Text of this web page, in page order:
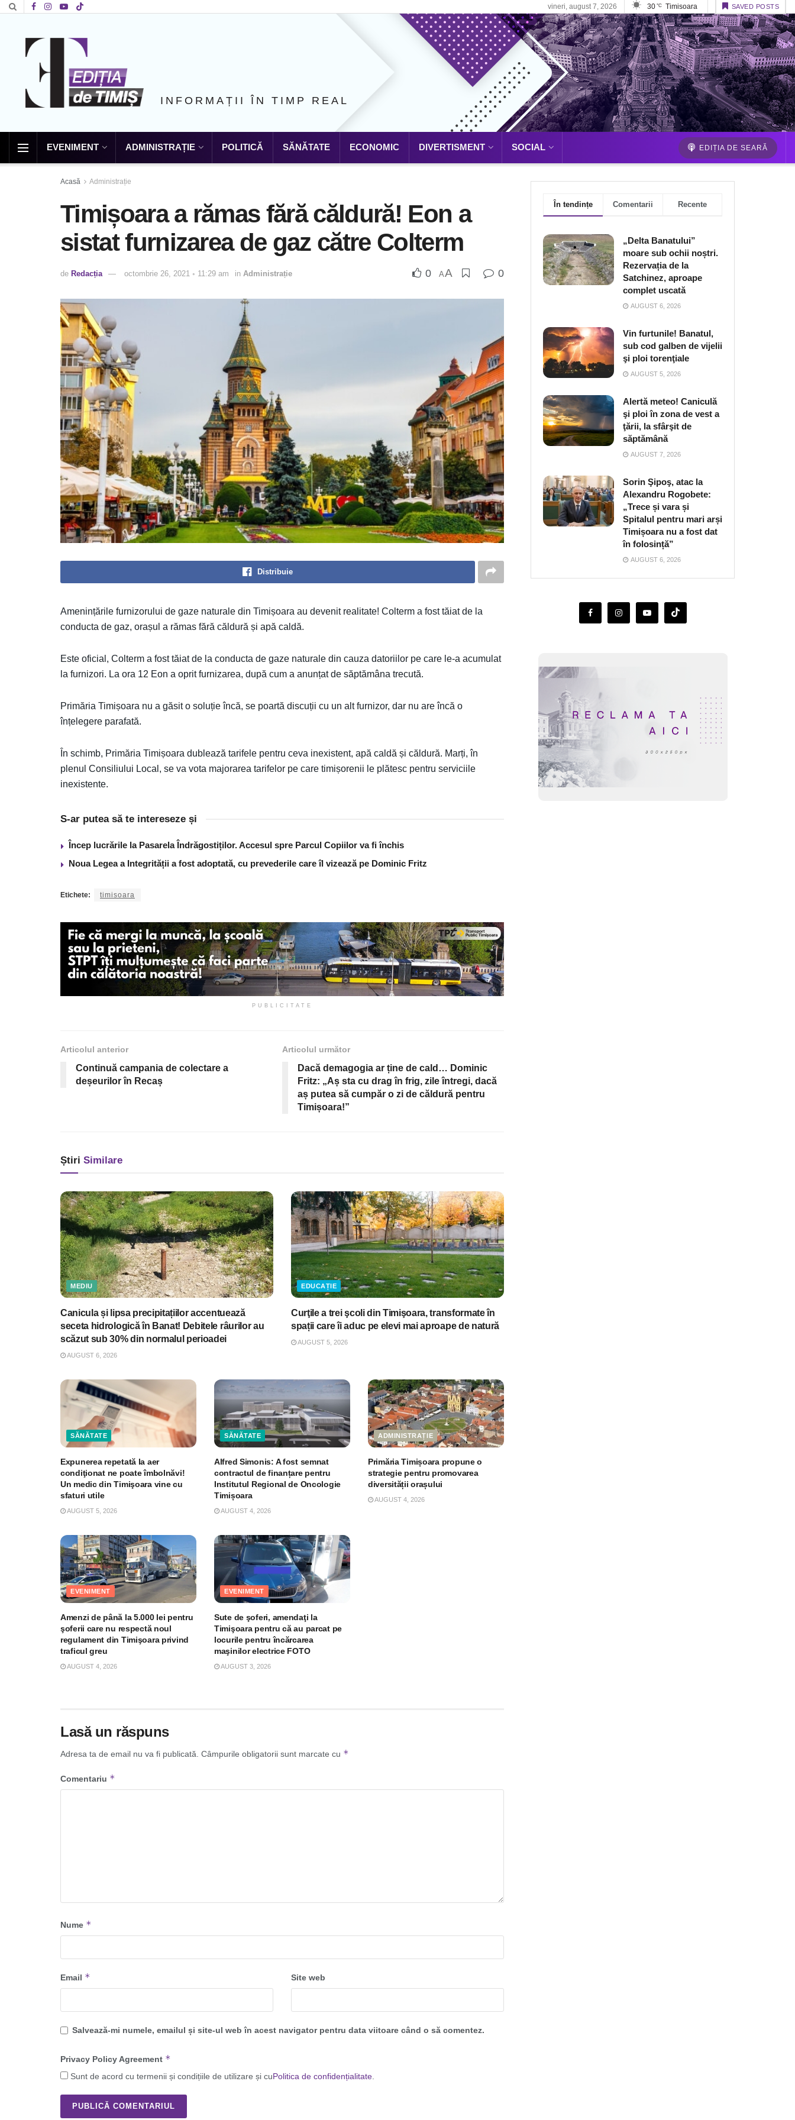
vineri, august 7, 2026 30 °C Timisoara SAVED POSTS
INFORMAȚII ÎN TIMP REAL
EVENIMENT ADMINISTRAȚIE POLITICĂ SĂNĂTATE ECONOMIC DIVERTISMENT SOCIAL EDIȚIA DE SEARĂ
Acasă Administrație
Timișoara a rămas fără căldură! Eon a
sistat furnizarea de gaz către Colterm
de Redacția octombrie 26, 2021 ◦ 11:29 am in Administrație 0 AA 0
Distribuie
Amenințările furnizorului de gaze naturale din Timișoara au devenit realitate! Colterm a fost tăiat de la
conducta de gaz, orașul a rămas fără căldură și apă caldă.
Este oficial, Colterm a fost tăiat de la conducta de gaze naturale din cauza datoriilor pe care le-a acumulat
la furnizori. La ora 12 Eon a oprit furnizarea, după cum a anunțat de săptămâna trecută.
Primăria Timișoara nu a găsit o soluție încă, se poartă discuții cu un alt furnizor, dar nu are încă o
înțelegere parafată.
În schimb, Primăria Timișoara dublează tarifele pentru ceva inexistent, apă caldă și căldură. Marți, în
plenul Consiliului Local, se va vota majorarea tarifelor pe care timișorenii le plătesc pentru serviciile
inexistente.
S-ar putea să te intereseze și
Încep lucrările la Pasarela Îndrăgostiților. Accesul spre Parcul Copiilor va fi închis
Noua Legea a Integrității a fost adoptată, cu prevederile care îl vizează pe Dominic Fritz
Etichete: timisoara
PUBLICITATE
Articolul anterior
Continuă campania de colectare a
deșeurilor în Recaș
Articolul următor
Dacă demagogia ar ține de cald… Dominic
Fritz: „Aș sta cu drag în frig, zile întregi, dacă
aș putea să cumpăr o zi de căldură pentru
Timișoara!”
Știri Similare
MEDIU
Canicula și lipsa precipitațiilor accentuează
seceta hidrologică în Banat! Debitele râurilor au
scăzut sub 30% din normalul perioadei
AUGUST 6, 2026
EDUCAȚIE
Curţile a trei şcoli din Timişoara, transformate în
spații care îi aduc pe elevi mai aproape de natură
AUGUST 5, 2026
SĂNĂTATE
Expunerea repetată la aer
condiţionat ne poate îmbolnăvi!
Un medic din Timişoara vine cu
sfaturi utile
AUGUST 5, 2026
SĂNĂTATE
Alfred Simonis: A fost semnat
contractul de finanțare pentru
Institutul Regional de Oncologie
Timișoara
AUGUST 4, 2026
ADMINISTRAȚIE
Primăria Timișoara propune o
strategie pentru promovarea
diversității orașului
AUGUST 4, 2026
EVENIMENT
Amenzi de până la 5.000 lei pentru
şoferii care nu respectă noul
regulament din Timişoara privind
traficul greu
AUGUST 4, 2026
EVENIMENT
Sute de şoferi, amendaţi la
Timişoara pentru că au parcat pe
locurile pentru încărcarea
maşinilor electrice FOTO
AUGUST 3, 2026
Lasă un răspuns
Adresa ta de email nu va fi publicată. Câmpurile obligatorii sunt marcate cu *
Comentariu *
Nume *
Email * Site web
Salvează-mi numele, emailul și site-ul web în acest navigator pentru data viitoare când o să comentez.
Privacy Policy Agreement *
Sunt de acord cu termenii și condițiile de utilizare și cuPolitica de confidențialitate.
În tendințe Comentarii Recente
„Delta Banatului”
moare sub ochii noștri.
Rezervația de la
Satchinez, aproape
complet uscată
AUGUST 6, 2026
Vin furtunile! Banatul,
sub cod galben de vijelii
şi ploi torenţiale
AUGUST 5, 2026
Alertă meteo! Caniculă
şi ploi în zona de vest a
ţării, la sfârşit de
săptămână
AUGUST 7, 2026
Sorin Şipoş, atac la
Alexandru Rogobete:
„Trece și vara și
Spitalul pentru mari arși
Timișoara nu a fost dat
în folosință”
AUGUST 6, 2026